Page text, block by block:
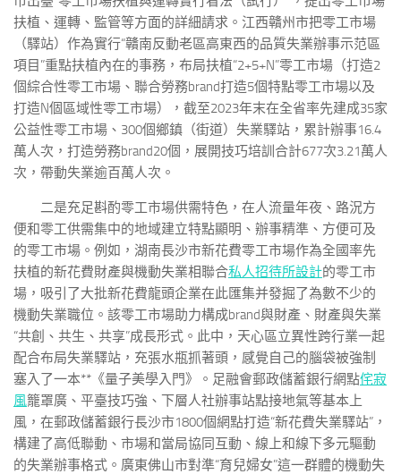
扶植、運轉、監管等方面的詳細請求。江西贛州市把零工市場
（驛站）作為實行“贛南反動老區高東西的品質失業辦事示范區
項目”重點扶植內在的事務，布局扶植“2+5+N”零工市場（打造2
個綜合性零工市場、聯合勞務brand打造5個特點零工市場以及
打造N個區域性零工市場），截至2023年末在全省率先建成35家
公益性零工市場、300個鄉鎮（街道）失業驛站，累計辦事16.4
萬人次，打造勞務brand20個，展開技巧培訓合計677次3.21萬人
次，帶動失業逾百萬人次。
二是充足斟酌零工市場供需特色，在人流量年夜、路況方
便和零工供需集中的地域建立特點顯明、辦事精準、方便可及
的零工市場。例如，湖南長沙市新花費零工市場作為全國率先
扶植的新花費財產與機動失業相聯合私人招待所設計的零工市
場，吸引了大批新花費龍頭企業在此匯集并發掘了為數不少的
機動失業職位。該零工市場助力構成brand與財產、財產與失業
“共創、共生、共享”成長形式。此中，天心區立異性跨行業一起
配合布局失業驛站，充張水瓶抓著頭，感覺自己的腦袋被強制
塞入了一本**《量子美學入門》。足融會郵政儲蓄銀行網點侘寂
風籠罩廣、平臺技巧強、下層人社辦事站點接地氣等基本上
風，在郵政儲蓄銀行長沙市1800個網點打造“新花費失業驛站”，
構建了高低聯動、市場和當局協同互動、線上和線下多元驅動
的失業辦事格式。廣東佛山市對準“育兒婦女”這一群體的機動失